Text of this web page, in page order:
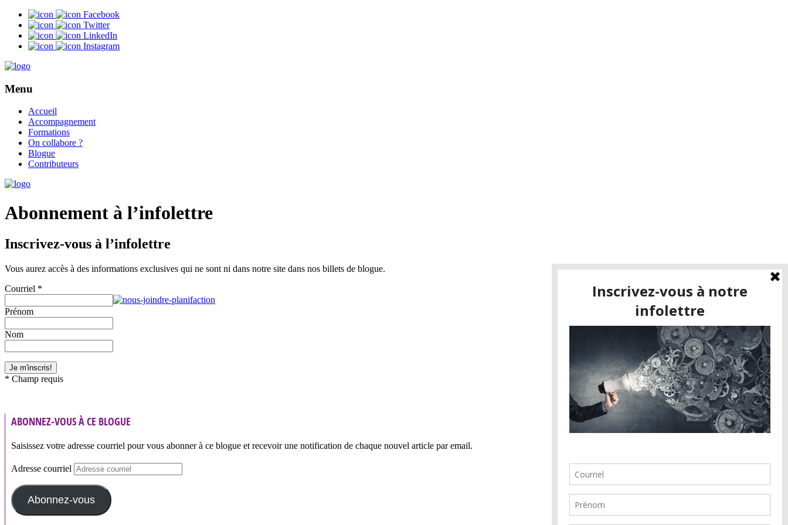
Facebook
Twitter
LinkedIn
Instagram
Menu
Accueil
Accompagnement
Formations
On collabore ?
Blogue
Contributeurs
Abonnement à l’infolettre
Inscrivez-vous à l’infolettre
Vous aurez accès à des informations exclusives qui ne sont ni dans notre site dans nos billets de blogue.
Courriel *
Prénom
Nom
* Champ requis
ABONNEZ-VOUS À CE BLOGUE
Saisissez votre adresse courriel pour vous abonner à ce blogue et recevoir une notification de chaque nouvel article par email.
Adresse courriel
Abonnez-vous